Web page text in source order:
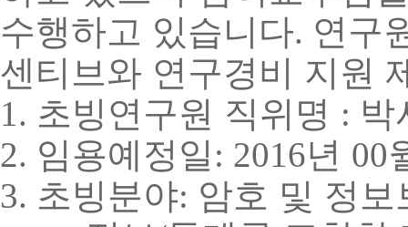
수행하고 있습니다. 연구
센티브와 연구경비 지원
1. 초빙연구원 직위명 : 박
2. 임용예정일 : 2016년 00
3. 초빙분야: 암호 및 정보